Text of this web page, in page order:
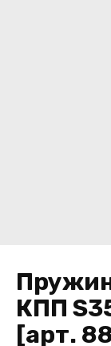
КПП
[арт.